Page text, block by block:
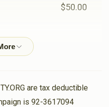
$50.00
are tax deductible
is 92-3617094